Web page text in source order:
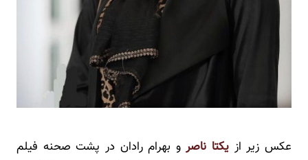
عکس زیر از یکتا ناصرو بهرام رادان در پشت صحنه فیلم